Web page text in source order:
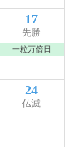
17
先勝
一粒万倍日
24
仏滅